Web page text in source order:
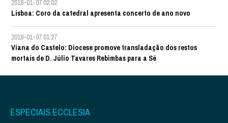
2018-01-07 02:02
Lisboa: Coro da catedral apresenta concerto de ano novo
2018-01-07 01:27
Viana do Castelo: Diocese promove transladação dos restos
mortais de D. Júlio Tavares Rebimbas para a Sé
ESPECIAIS ECCLESIA